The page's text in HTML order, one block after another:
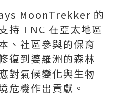
MoonTrekker 的
持 TNC 在亞太地區
、社區參與的保育
復到婆羅洲的森林
對氣候變化與生物
危機作出貢獻。